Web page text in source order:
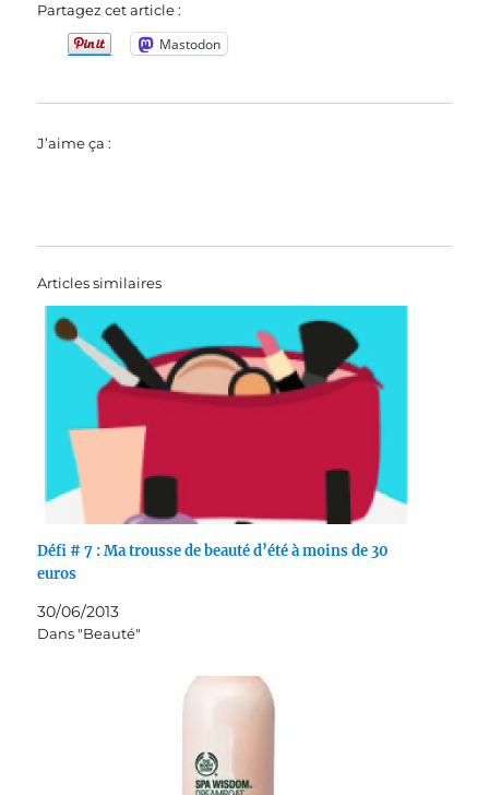
Partagez cet article :
Mastodon
J’aime ça :
Articles similaires
Défi # 7 : Ma trousse de beauté d’été à moins de 30
euros
30/06/2013
Dans "Beauté"